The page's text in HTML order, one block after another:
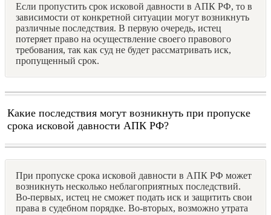
Если пропустить срок исковой давности в АПК РФ, то в
зависимости от конкретной ситуации могут возникнуть
различные последствия. В первую очередь, истец
потеряет право на осуществление своего правового
требования, так как суд не будет рассматривать иск,
пропущенный срок.
Какие последствия могут возникнуть при пропуске
срока исковой давности АПК РФ?
При пропуске срока исковой давности в АПК РФ может
возникнуть несколько неблагоприятных последствий.
Во-первых, истец не сможет подать иск и защитить свои
права в судебном порядке. Во-вторых, возможно утрата